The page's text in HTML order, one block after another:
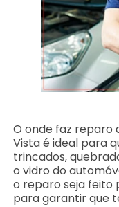
O onde faz reparo
Vista é ideal para
trincados,
o vidro do
o reparo seja feito
para garantir que